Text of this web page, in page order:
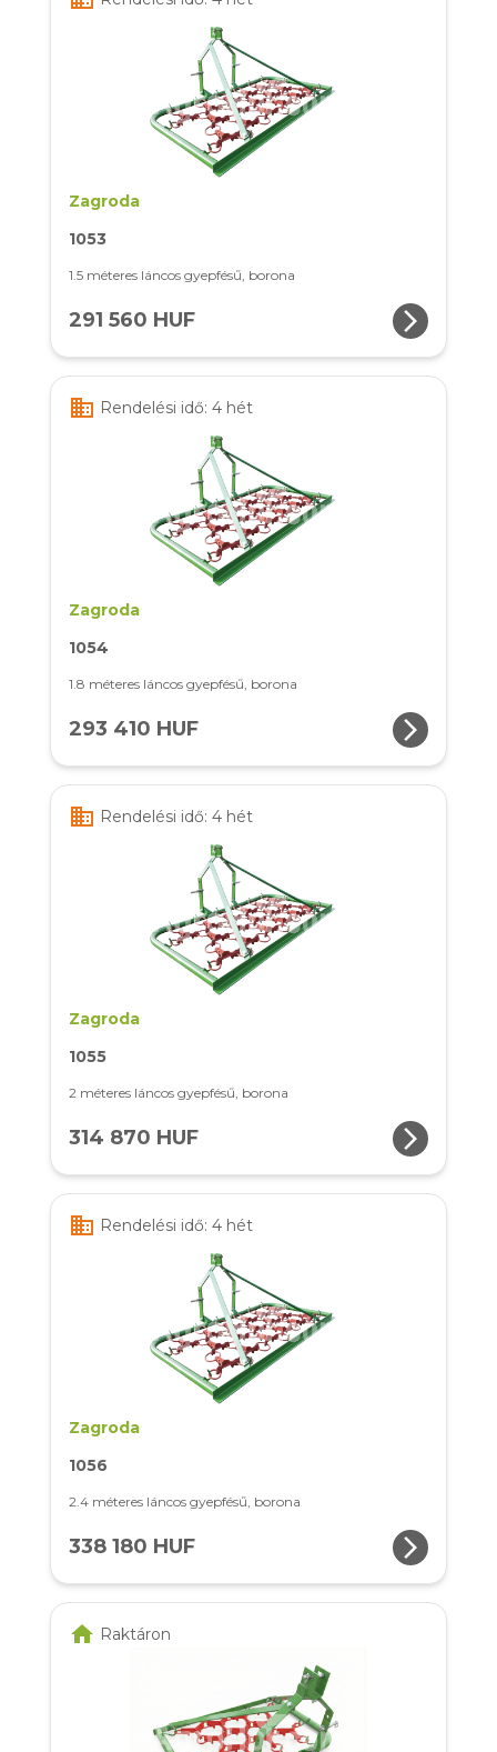
Zagroda
1053
1.5 méteres láncos gyepfésű, borona
291 560 HUF arrow_forward_ios
business Rendelési idő: 4 hét
Zagroda
1054
1.8 méteres láncos gyepfésű, borona
293 410 HUF arrow_forward_ios
business Rendelési idő: 4 hét
Zagroda
1055
2 méteres láncos gyepfésű, borona
314 870 HUF arrow_forward_ios
business Rendelési idő: 4 hét
Zagroda
1056
2.4 méteres láncos gyepfésű, borona
338 180 HUF arrow_forward_ios
home Raktáron